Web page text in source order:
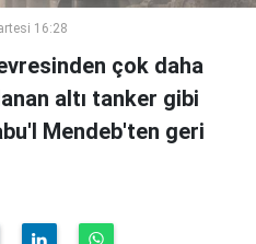
16:28
çok daha
altı tanker gibi
Mendeb'ten geri